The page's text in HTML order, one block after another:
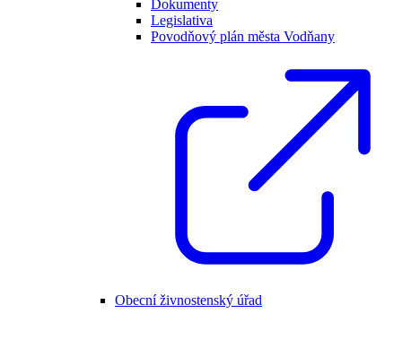
Dokumenty
Legislativa
Povodňový plán města Vodňany
Obecní živnostenský úřad